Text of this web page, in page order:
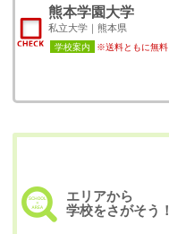
熊本学園大学
私立大学｜熊本県
学校案内 ※送料ともに無料
エリアから
学校をさがそう！